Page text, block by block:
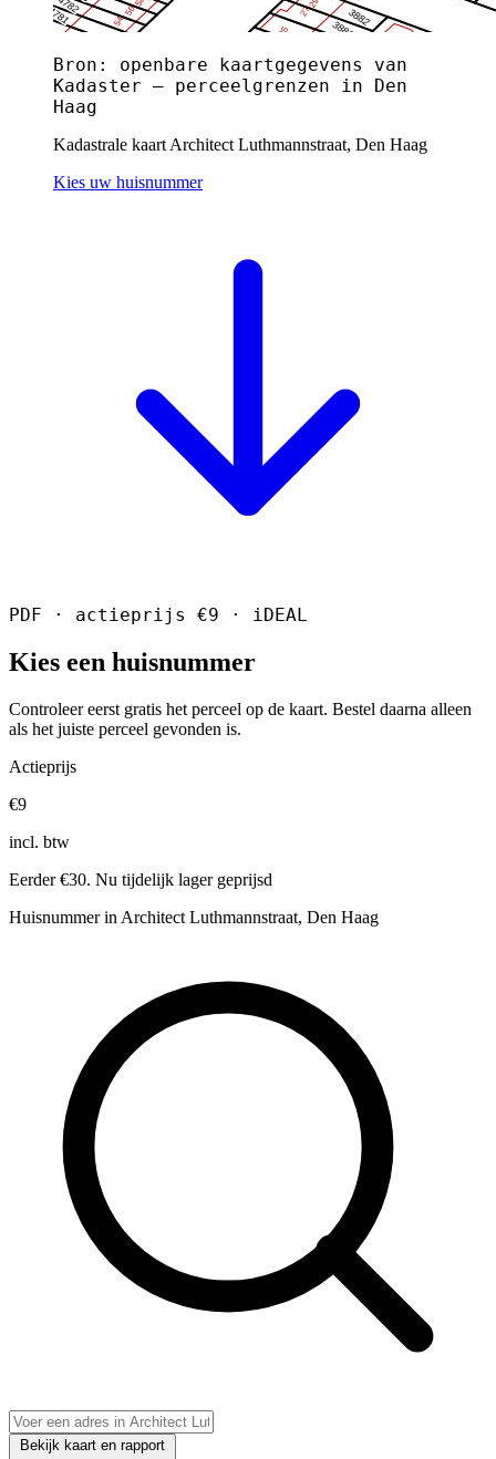
Bron: openbare kaartgegevens van
Kadaster — perceelgrenzen in Den
Haag
Kadastrale kaart Architect Luthmannstraat, Den Haag
Kies uw huisnummer
PDF · actieprijs €9 · iDEAL
Kies een huisnummer
Controleer eerst gratis het perceel op de kaart. Bestel daarna alleen
als het juiste perceel gevonden is.
Actieprijs
€9
incl. btw
Eerder €30. Nu tijdelijk lager geprijsd
Huisnummer in Architect Luthmannstraat, Den Haag
Bekijk kaart en rapport